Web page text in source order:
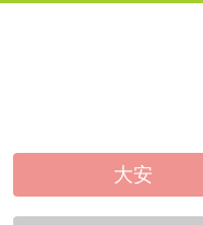
大安